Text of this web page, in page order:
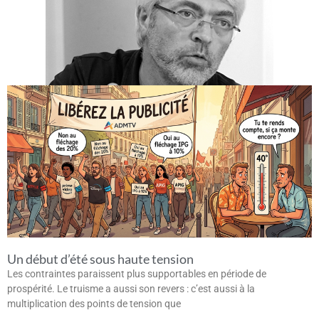
Un début d’été sous haute tension
Les contraintes paraissent plus supportables en période de
prospérité. Le truisme a aussi son revers : c’est aussi à la
multiplication des points de tension que